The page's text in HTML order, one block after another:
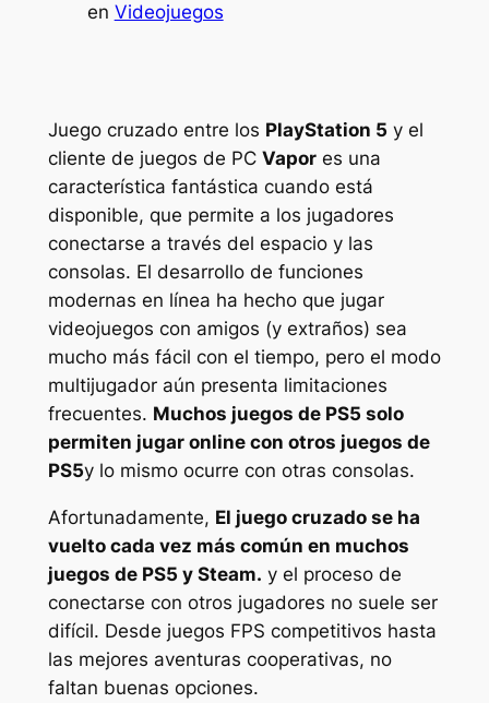
en Videojuegos
Juego cruzado entre los PlayStation 5 y el
cliente de juegos de PC Vapores una
característica fantástica cuando está
disponible, que permite a los jugadores
conectarse a través del espacio y las
consolas. El desarrollo de funciones
modernas en línea ha hecho que jugar
videojuegos con amigos (y extraños) sea
mucho más fácil con el tiempo, pero el modo
multijugador aún presenta limitaciones
frecuentes. Muchos juegos de PS5 solo
permiten jugar online con otros juegos de
PS5y lo mismo ocurre con otras consolas.
Afortunadamente, El juego cruzado se ha
vuelto cada vez más común en muchos
juegos de PS5 y Steam. y el proceso de
conectarse con otros jugadores no suele ser
difícil. Desde juegos FPS competitivos hasta
las mejores aventuras cooperativas, no
faltan buenas opciones.